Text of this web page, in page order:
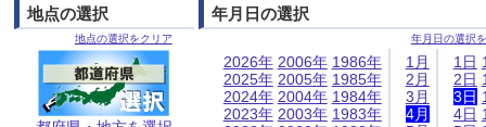
地点の選択
地点の選択をクリア
年月日の選択
年月日の選択
2026年
2025年
2024年
2023年
2006年
2005年
2004年
2003年
1986年
1985年
1984年
1983年
1月
2月
3月
4月
1日
2日
3日
4日